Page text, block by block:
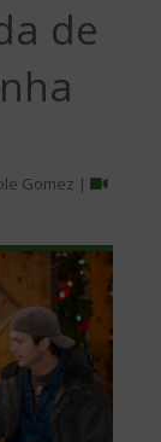
de
Gomez |